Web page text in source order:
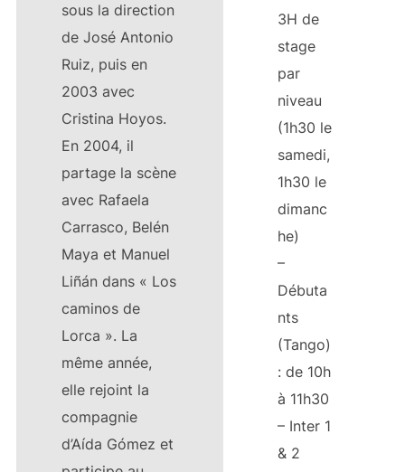
sous la direction
de José Antonio
Ruiz, puis en
2003 avec
Cristina Hoyos.
En 2004, il
partage la scène
avec Rafaela
Carrasco, Belén
Maya et Manuel
Liñán dans « Los
caminos de
Lorca ». La
même année,
elle rejoint la
compagnie
d’Aída Gómez et
3H de
stage
par
niveau
(1h30 le
samedi,
1h30 le
dimanc
he)
–
Débuta
nts
(Tango)
: de 10h
à 11h30
– Inter 1
& 2